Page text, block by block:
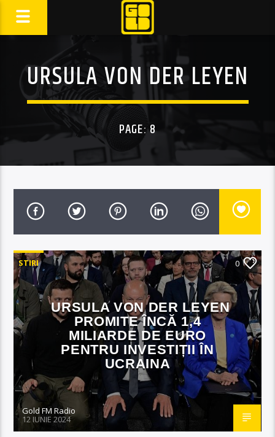
URSULA VON DER LEYEN
PAGE: 8
STIRI 0
URSULA VON DER LEYEN
PROMITE ÎNCĂ 1,4
MILIARDE DE EURO
PENTRU INVESTIȚII ÎN
UCRAINA
Gold FM Radio
12 IUNIE 2024